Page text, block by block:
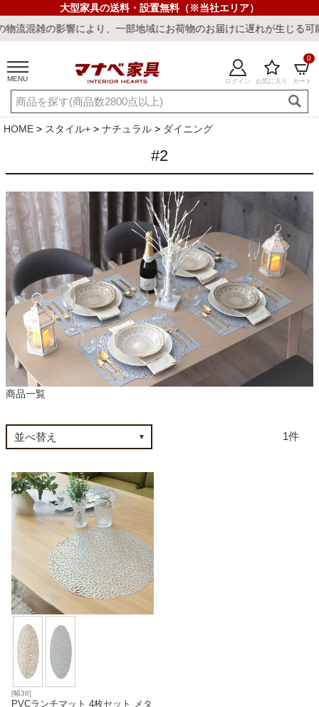
大型家具の送料・設置無料（※当社エリア）
雑の影響により、一部地域にお荷物のお届けに遅れが生じる可能
MENU ログイン お気に入り カート
0
ご利用ガイド 新規会員登録
店舗一覧 閲覧履歴
キーワード・商品番号で探す
最短発送 冷感ラグ 冷感寝具 ワークデスク ウィルトンラ
カテゴリから探す
ダイニングテーブル・セット
椅子・チェア
食器棚・キッチン収納
ベッド
HOME スタイル+ ナチュラル ダイニング
#2
商品一覧
1
[幅38]
PVCランチマット 4枚セット メタ